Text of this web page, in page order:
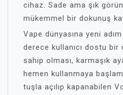
cihaz. Sade ama şık
mükemmel bir dokunuş
Vape dünyasına yeni
derece kullanıcı dostu bir
sahip olması, karmaşık
hemen kullanmaya
tuşla açılıp kapanabilen